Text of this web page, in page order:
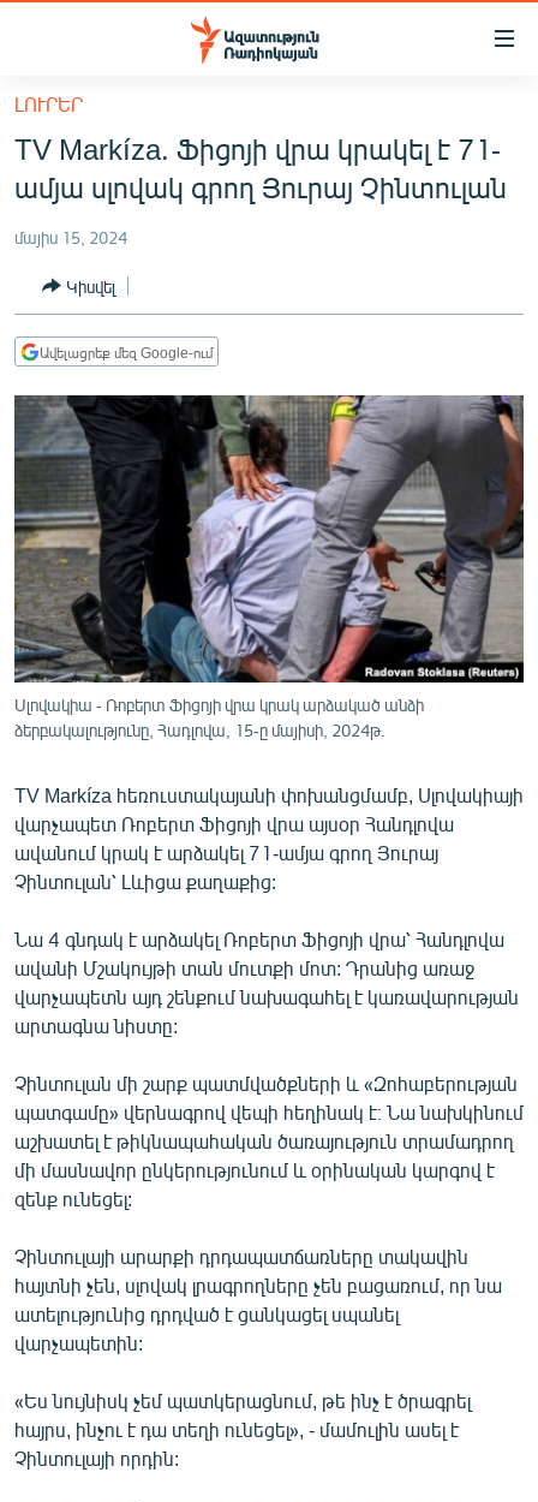
Մատչելիության
հիմնական
բովանդակությանը
Անցնել
հիմնական
մենյուին
ՔԱՂԱՔԱԿԱՆ
ԸՆՏՐՈՒԹՅՈՒՆՆԵՐ 2026
ԻՐԱՎՈՒՆՔ
ՀԱՍԱՐԱԿՈՒԹՅՈՒՆ
ՂԱՐԱԲԱՂ
ՊԱՏԵՐԱԶՄԻ 6 ՇԱԲԱԹՆԵՐԸ
ՏԱՐԱԾԱՇՐՋԱՆ
ՄԻՋԱԶԳԱՅԻՆ
ՄՇԱԿՈՒՅԹ
ՍՊՈՐՏ
ՄԵԿՆԱԲԱՆՈՒԹՅՈՒՆ
ՏՏ ԵՒ ԻՆՏԵՐՆԵՏ
ԱՐԽԻՎ
ՏԵՍԱՆՅՈՒԹԵՐ
ՁԳՏԵԼՈՎ ԼԱՎԱԳՈՒՅՆԻՆ
ՓՈԴՔԱՍԹ
English
Русский
ՀԵՏԵՎԵՔ ՄԵԶ
ԼՈՒՐԵՐ
TV Markíza. Ֆիցոյի վրա կրակել է 71-
ամյա սլովակ գրող Յուրայ Չինտուլան
մայիս 15, 2024
Կիսվել
Ավելացրեք մեզ Google-ում
Սլովակիա - Ռոբերտ Ֆիցոյի վրա կրակ արձակած անձի
ձերբակալությունը, Հադլովա, 15-ը մայիսի, 2024թ.
TV Markíza հեռուստակայանի փոխանցմամբ, Սլովակիայի
վարչապետ Ռոբերտ Ֆիցոյի վրա այսօր Հանդլովա
ավանում կրակ է արձակել 71-ամյա գրող Յուրայ
Չինտուլան՝ Լևիցա քաղաքից:
Նա 4 գնդակ է արձակել Ռոբերտ Ֆիցոյի վրա՝ Հանդլովա
ավանի Մշակույթի տան մուտքի մոտ: Դրանից առաջ
վարչապետն այդ շենքում նախագահել է կառավարության
արտագնա նիստը:
Չինտուլան մի շարք պատմվածքների և «Զոհաբերության
պատգամը» վերնագրով վեպի հեղինակ է։ Նա նախկինում
աշխատել է թիկնապահական ծառայություն տրամադրող
մի մասնավոր ընկերությունում և օրինական կարգով է
զենք ունեցել:
Չինտուլայի արարքի դրդապատճառները տակավին
հայտնի չեն, սլովակ լրագրողները չեն բացառում, որ նա
ատելությունից դրդված է ցանկացել սպանել
վարչապետին:
«Ես նույնիսկ չեմ պատկերացնում, թե ինչ է ծրագրել
հայրս, ինչու է դա տեղի ունեցել», - մամուլին ասել է
Չինտուլայի որդին: